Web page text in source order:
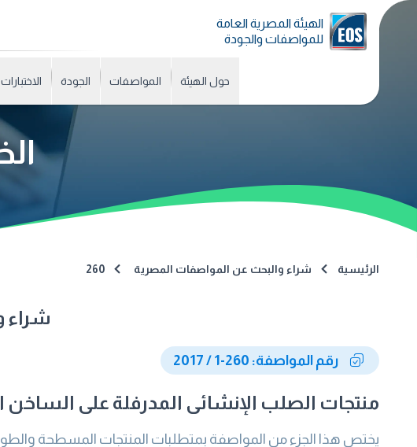
الهيئة المصرية العامة
للمواصفات والجودة
حول الهيئة المواصفات الجودة الاختبارات
الرئيسية شراء والبحث عن المواصفات المصرية 260
شراء
رقم المواصفة: 260-1 / 2017
منتجات الصلب الإنشائى المدرفلة على الساخن